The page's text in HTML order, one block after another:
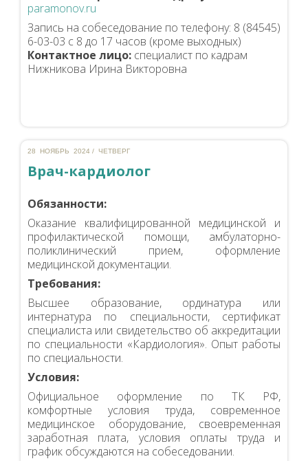
paramonov.ru
Запись на собеседование по телефону: 8 (84545)
6-03-03 с 8 до 17 часов (кроме выходных)
Контактное лицо: специалист по кадрам
Нижникова Ирина Викторовна
28 НОЯБРЬ 2024 / ЧЕТВЕРГ
Врач-кардиолог
Обязанности:
Оказание квалифицированной медицинской и
профилактической помощи, амбулаторно-
поликлинический прием, оформление
медицинской документации.
Требования:
Высшее образование, ординатура или
интернатура по специальности, сертификат
специалиста или свидетельство об аккредитации
по специальности «Кардиология». Опыт работы
по специальности.
Условия:
Официальное оформление по ТК РФ,
комфортные условия труда, современное
медицинское оборудование, своевременная
заработная плата, условия оплаты труда и
график обсуждаются на собеседовании.